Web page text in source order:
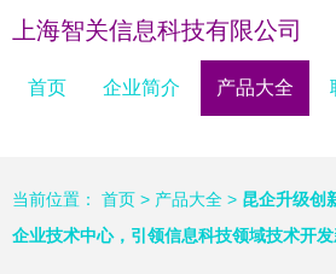
上海智关信息科技有限公司
首页 企业简介 产品大全
当前位置： 首页 > 产品大全 > 昆企升级创
企业技术中心，引领信息科技领域技术开